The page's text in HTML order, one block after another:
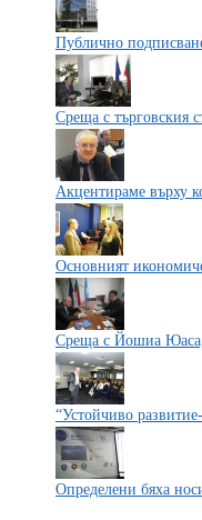
Публично
Среща с търговския
Акцентираме върху
Основният
Среща с Йошиа Юаса,
“Устойчиво
Определени бяха